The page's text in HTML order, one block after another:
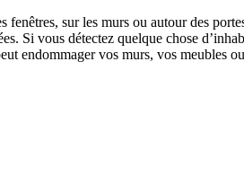
sur les murs ou autour des
Si vous détectez quelque chose
endommager vos murs, vos meubles